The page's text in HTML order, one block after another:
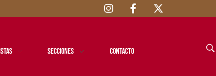
Secciones Contacto